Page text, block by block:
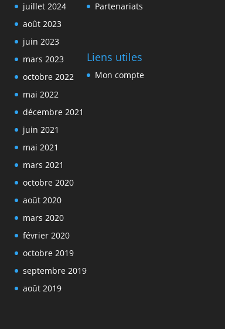
juillet 2024
août 2023
juin 2023
mars 2023
octobre 2022
mai 2022
décembre 2021
juin 2021
mai 2021
mars 2021
octobre 2020
août 2020
mars 2020
février 2020
octobre 2019
septembre 2019
août 2019
Partenariats
Liens utiles
Mon compte